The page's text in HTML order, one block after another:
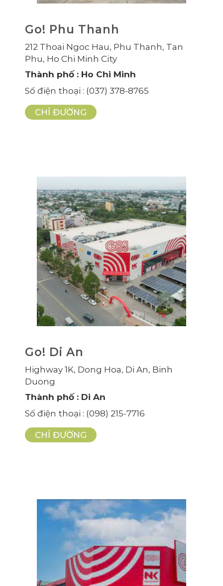
Go! Phu Thanh
212 Thoai Ngoc Hau, Phu Thanh, Tan
Phu, Ho Chi Minh City
Thành phố: Ho Chi Minh
Số điện thoại : (037) 378-8765
CHỈ ĐƯỜNG
Go! Di An
Highway 1K, Dong Hoa, Di An, Binh
Duong
Thành phố: Di An
Số điện thoại : (098) 215-7716
CHỈ ĐƯỜNG